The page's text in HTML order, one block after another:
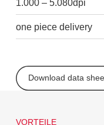
1.000 – 5.080dpi
one piece delivery
Download data
VORTEILE